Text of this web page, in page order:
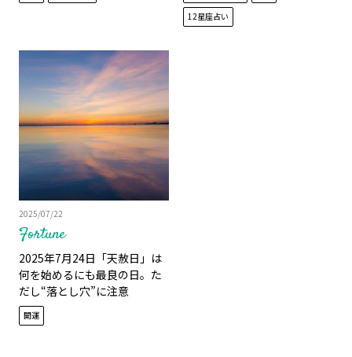
12星座占い
Fortune
2025/07/22
2025年7月24日「天赦日」は
何を始めるにも最良の日。た
だし“落とし穴”に注意
開運